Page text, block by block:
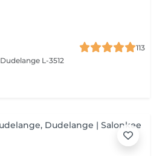
113
Dudelange L-3512